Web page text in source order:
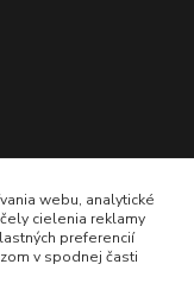
webu, analytické
cielenia reklamy
preferencií
v spodnej časti